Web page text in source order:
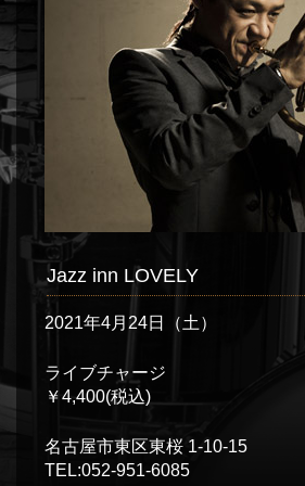
Jazz inn LOVELY
2021年4月24日（土）
ライブチャージ
￥4,400(税込)
名古屋市東区東桜 1-10-15
TEL:052-951-6085